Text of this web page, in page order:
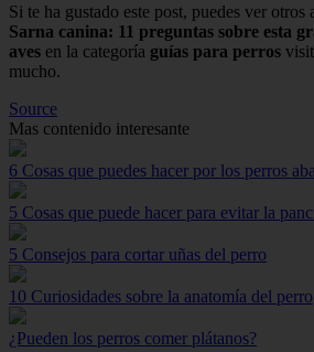
Si te ha gustado este post, puedes ver otros
Sarna canina: 11 preguntas sobre esta
aves en la categoría guías para perros
mucho.
Source
Mas contenido interesante
6 Cosas que puedes hacer por los perros
5 Cosas que puede hacer para evitar la
5 Consejos para cortar uñas del perro
10 Curiosidades sobre la anatomía del perro
¿Pueden los perros comer plátanos?